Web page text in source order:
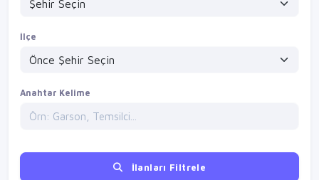
İlçe
Anahtar Kelime
İlanları Filtrele